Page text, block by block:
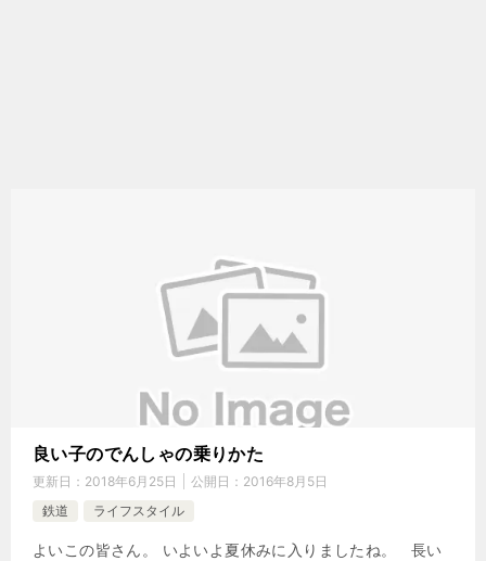
良い子のでんしゃの乗りかた
更新日： 2018年6月25日 公開日： 2016年8月5日
鉄道
ライフスタイル
よいこの皆さん。 いよいよ夏休みに入りましたね。 長い